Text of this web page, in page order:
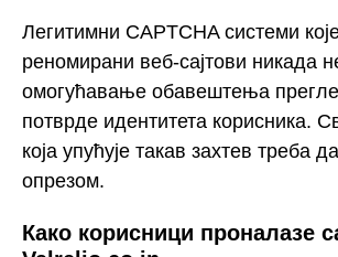
Легитимни CAPTCHA системи
реномирани веб-сајтови никада
омогућавање обавештења
потврде идентитета корисника.
која упућује такав захтев треба
опрезом.
Како корисници проналазе